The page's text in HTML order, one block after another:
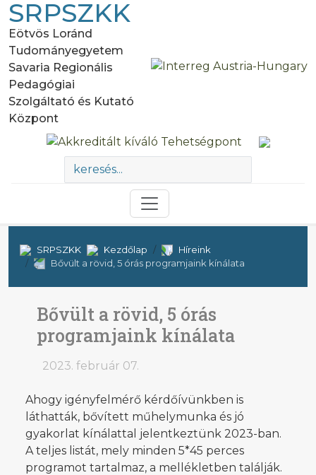
SRPSZKK
Eötvös Loránd
Tudományegyetem
Savaria Regionális
Pedagógiai
Szolgáltató és Kutató
Központ
SRPSZKK Kezdőlap
Híreink
Bővült a rövid, 5 órás programjaink kínálata
Bővült a rövid, 5 órás
programjaink kínálata
2023. február 07.
Ahogy igényfelmérő kérdőívünkben is
láthatták, bővített műhelymunka és jó
gyakorlat kínálattal jelentkeztünk 2023-ban.
A teljes listát, mely minden 5*45 perces
programot tartalmaz, a mellékletben találják.